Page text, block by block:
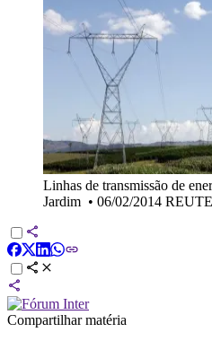
Linhas de transmissão de
Jardim • 06/02/2014
Compartilhar matéria